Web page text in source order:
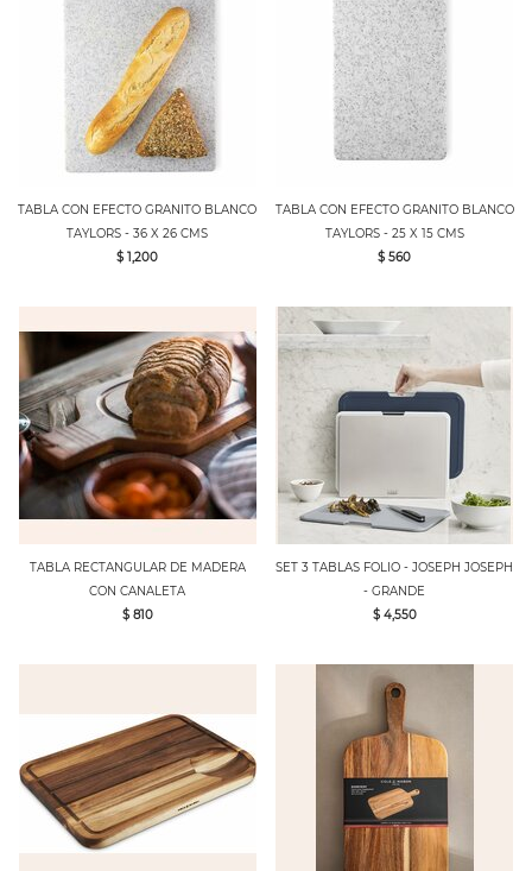
TABLA CON EFECTO GRANITO BLANCO
TAYLORS - 36 X 26 CMS
$ 1,200
TABLA CON EFECTO GRANITO BLANCO
TAYLORS - 25 X 15 CMS
$ 560
TABLA RECTANGULAR DE MADERA
CON CANALETA
$ 810
SET 3 TABLAS FOLIO - JOSEPH JOSEPH
- GRANDE
$ 4,550